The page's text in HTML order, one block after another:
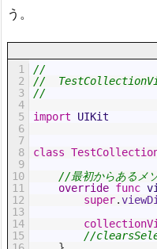
う。
1
2
3
4
5
6
7
8
9
10
11
12
13
14
15
//
//
//
import
UIKit
class
//最初からあるメ
override func
super.
//